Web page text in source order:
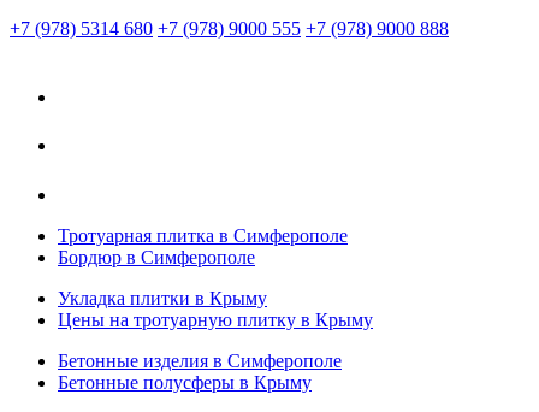
+7 (978) 5314 680 +7 (978) 9000 555 +7 (978) 9000 888
Тротуарная плитка в Симферополе
Бордюр в Симферополе
Укладка плитки в Крыму
Цены на тротуарную плитку в Крыму
Бетонные изделия в Симферополе
Бетонные полусферы в Крыму